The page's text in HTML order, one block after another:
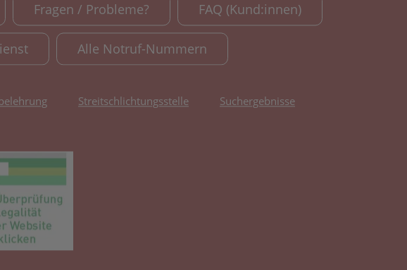
Fragen / Probleme? FAQ (Kund:innen)
Alle Notruf-Nummern
Streitschlichtungsstelle Suchergebnisse
Tab)